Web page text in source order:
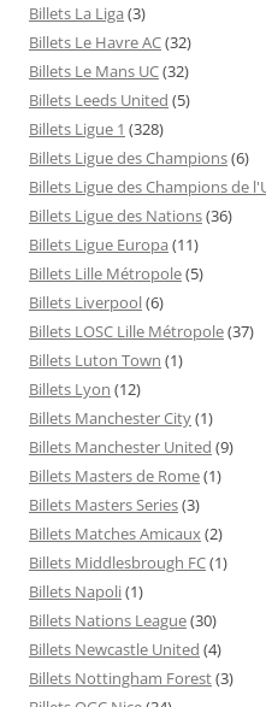
Billets La Liga (3)
Billets Le Havre AC(32)
Billets Le Mans UC(32)
Billets Leeds United (5)
Billets Ligue 1 (328)
Billets Ligue des Champions(6)
Billets Ligue des Champions de
Billets Ligue des Nations(36)
Billets Ligue Europa (11)
Billets Lille Métropole(5)
Billets Liverpool(6)
Billets LOSC Lille Métropole(37)
Billets Luton Town (1)
Billets Lyon (12)
Billets Manchester City(1)
Billets Manchester United (9)
Billets Masters de Rome(1)
Billets Masters Series(3)
Billets Matches Amicaux(2)
Billets Middlesbrough FC(1)
Billets Napoli(1)
Billets Nations League(30)
Billets Newcastle United (4)
Billets Nottingham Forest(3)